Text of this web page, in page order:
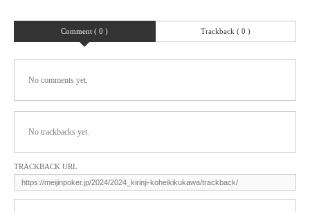
Comment ( 0 ) Trackback ( 0 )
No comments yet.
No trackbacks yet.
TRACKBACK URL